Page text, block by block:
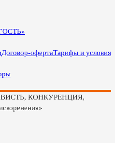
Договор-офертаТарифы и условия
КОНКУРЕНЦИЯ,